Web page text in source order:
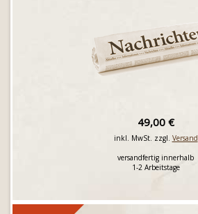
49,00 €
inkl. MwSt. zzgl. Versand
versandfertig innerhalb
1-2 Arbeitstage